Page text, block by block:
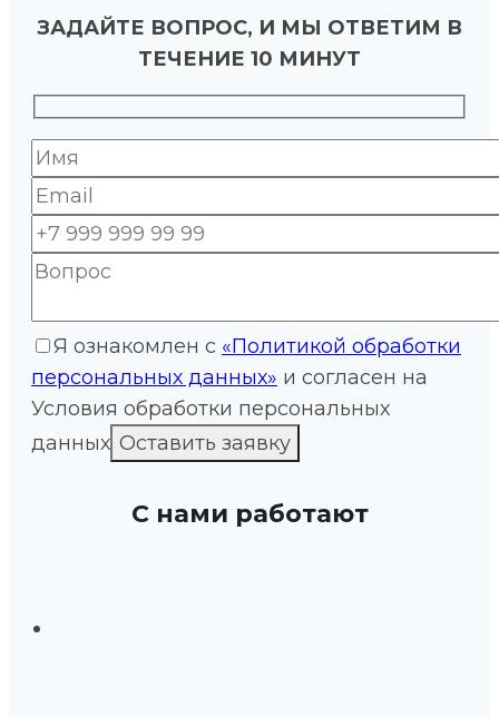
ЗАДАЙТЕ ВОПРОС, И МЫ ОТВЕТИМ В
ТЕЧЕНИЕ 10 МИНУТ
Я ознакомлен с «Политикой обработки
персональных данных» и согласен на
Условия обработки персональных
данных
С нами работают